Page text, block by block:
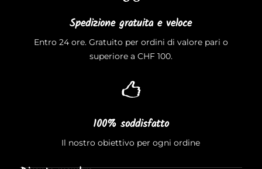
Spedizione gratuita e veloce
Entro 24 ore. Gratuito per ordini di valore pari o
superiore a CHF 100.
100% soddisfatto
Il nostro obiettivo per ogni ordine